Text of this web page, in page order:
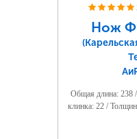
Нож
Общая длина: 238
клинка: 22 /